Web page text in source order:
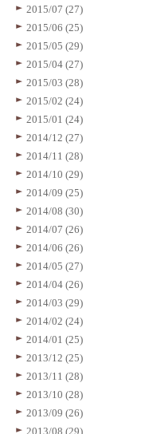
2015/07 (27)
2015/06 (25)
2015/05 (29)
2015/04 (27)
2015/03 (28)
2015/02 (24)
2015/01 (24)
2014/12 (27)
2014/11 (28)
2014/10 (29)
2014/09 (25)
2014/08 (30)
2014/07 (26)
2014/06 (26)
2014/05 (27)
2014/04 (26)
2014/03 (29)
2014/02 (24)
2014/01 (25)
2013/12 (25)
2013/11 (28)
2013/10 (28)
2013/09 (26)
2013/08 (29)